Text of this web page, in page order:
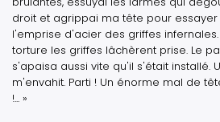
droit et agrippai ma tête pour
l'emprise d'acier des griffes
torture les griffes lâchèrent prise. Le
s'apaisa aussi vite qu'il s'était installé.
m'envahit. Parti ! Un énorme mal de
!... »